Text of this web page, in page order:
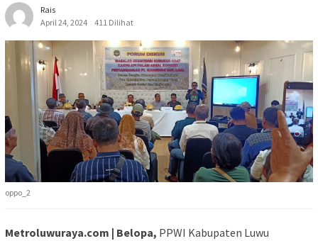
Rais
April 24, 2024
411 Dilihat
oppo_2
Metroluwuraya.com | Belopa, PPWI Kabupaten Luwu